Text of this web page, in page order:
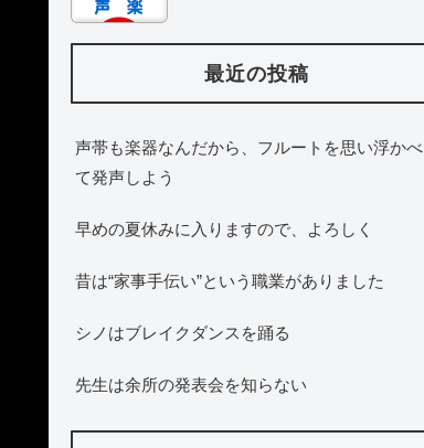
最近の投稿
声帯も楽器なんだから、フルートを思い浮かべ
て発声しよう
早めの夏休みに入りますので、よろしく
昔は“家事手伝い”という職業がありました
シノはブレイクダンスを踊る
先生は余所の発表会を知らない